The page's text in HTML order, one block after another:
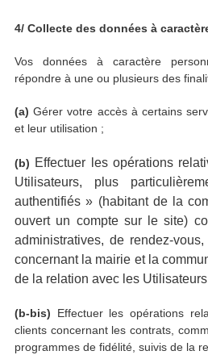
4/ Collecte des données à
Vos données à caractère
répondre à une ou plusieurs des
(a)Gérer votre accès à certains
et leur utilisation ;
(b) Effectuer les opérations
Utilisateurs, plus
authentifiés » (habitant de la
ouvert un compte sur le site)
administratives, de rendez-
concernant la mairie et la
de la relation avec les Utilisateurs
(b-bis) Effectuer les opérations
clients concernant les contrats,
programmes de fidélité, suivis de la